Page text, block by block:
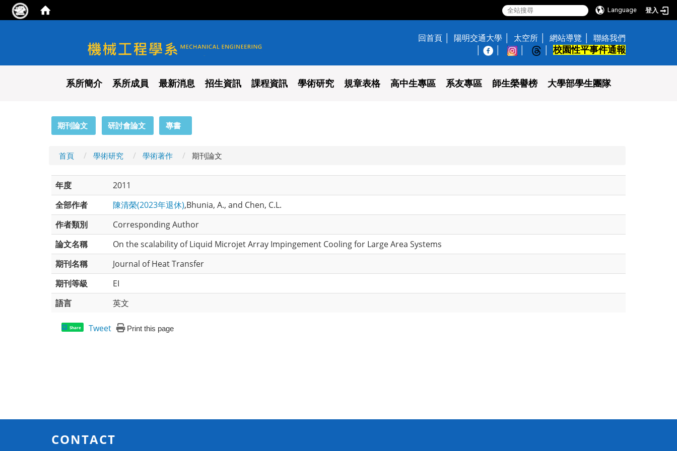
Language 登入
國立陽明交通大學 機械工程學系
回首頁 陽明交通大學 太空所 網站導覽
聯絡我們
校園性平事件通報
系所簡介 系所成員 最新消息 招生資訊 課程資訊 學術研究 規章表格 高中生專區 系友專區 師生榮譽榜 大學部學生團隊
期刊論文 研討會論文 專書
首頁 學術研究 學術著作 期刊論文
年度
2011
全部作者
陳清榮(2023年退休),Bhunia, A., and Chen, C.L.
作者類別
Corresponding Author
論文名稱
On the scalability of Liquid Microjet Array Impingement Cooling for Large Area Systems
期刊名稱
Journal of Heat Transfer
期刊等級
EI
語言
英文
Share Tweet Print this page
CONTACT